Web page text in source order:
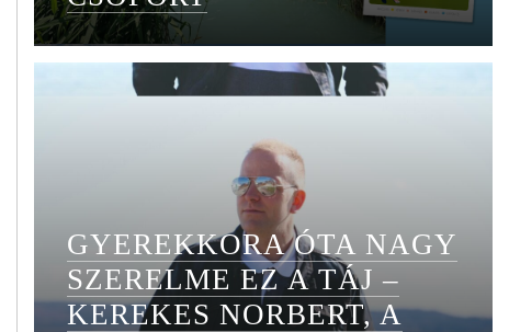
GYEREKKORA ÓTA NAGY
SZERELME EZ A TÁJ –
KEREKES NORBERT, A